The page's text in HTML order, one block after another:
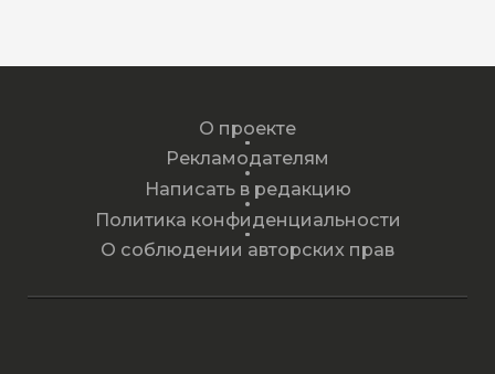
О проекте
Рекламодателям
Написать в редакцию
Политика конфиденциальности
О соблюдении авторских прав